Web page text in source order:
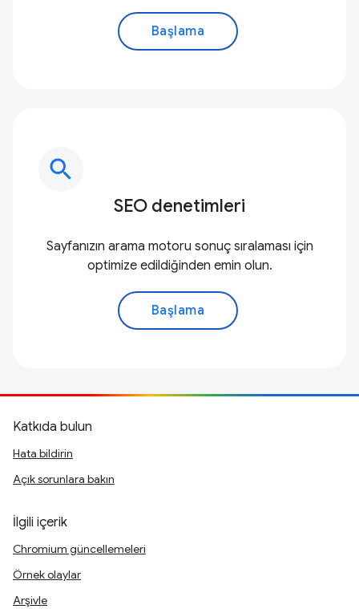
Başlama
search
SEO denetimleri
Sayfanızın arama motoru sonuç sıralaması için
optimize edildiğinden emin olun.
Başlama
Katkıda bulun
Hata bildirin
Açık sorunlara bakın
İlgili içerik
Chromium güncellemeleri
Örnek olaylar
Arşivle